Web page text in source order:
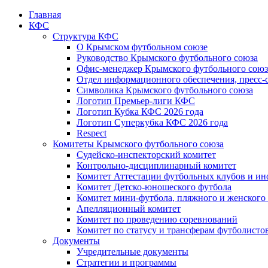
Главная
КФС
Структура КФС
О Крымском футбольном союзе
Руководство Крымского футбольного союза
Офис-менеджер Крымского футбольного
Отдел информационного обеспечения, пресс-
Символика Крымского футбольного союза
Логотип Премьер-лиги КФС
Логотип Кубка КФС 2026 года
Логотип Суперкубка КФС 2026 года
Respect
Комитеты Крымского футбольного союза
Судейско-инспекторский комитет
Контрольно-дисциплинарный комитет
Комитет Аттестации футбольных клубов и
Комитет Детско-юношеского футбола
Комитет мини-футбола, пляжного и женского
Апелляционный комитет
Комитет по проведению соревнований
Комитет по статусу и трансферам
Документы
Учредительные документы
Стратегии и программы